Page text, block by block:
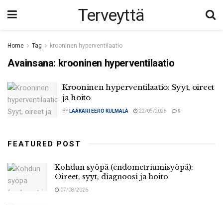
Terveyttä
Home Tag krooninen hyperventilaatio
Avainsana: krooninen hyperventilaatio
Krooninen hyperventilaatio: Syyt, oireet
ja hoito
BY LÄÄKÄRI EERO KULMALA 22/05/2025 0
FEATURED POST
Kohdun syöpä (endometriumisyöpä):
Oireet, syyt, diagnoosi ja hoito
07/08/2026